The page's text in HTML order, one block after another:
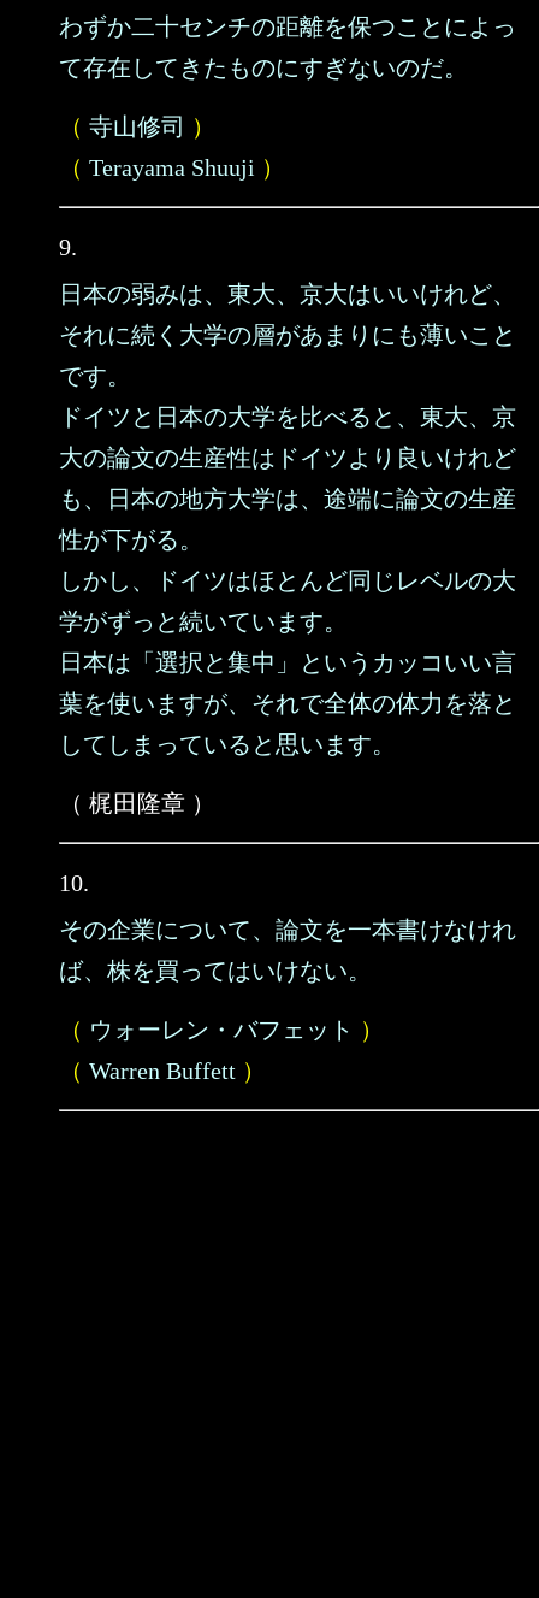
わずか二十センチの距離を保つことによっ
て存在してきたものにすぎないのだ。
（ 寺山修司 ）
（ Terayama Shuuji ）
9.
日本の弱みは、東大、京大はいいけれど、
それに続く大学の層があまりにも薄いこと
です。
ドイツと日本の大学を比べると、東大、京
大の論文の生産性はドイツより良いけれど
も、日本の地方大学は、途端に論文の生産
性が下がる。
しかし、ドイツはほとんど同じレベルの大
学がずっと続いています。
日本は「選択と集中」というカッコいい言
葉を使いますが、それで全体の体力を落と
してしまっていると思います。
（ 梶田隆章 ）
10.
その企業について、論文を一本書けなけれ
ば、株を買ってはいけない。
（ ウォーレン・バフェット ）
（ Warren Buffett ）